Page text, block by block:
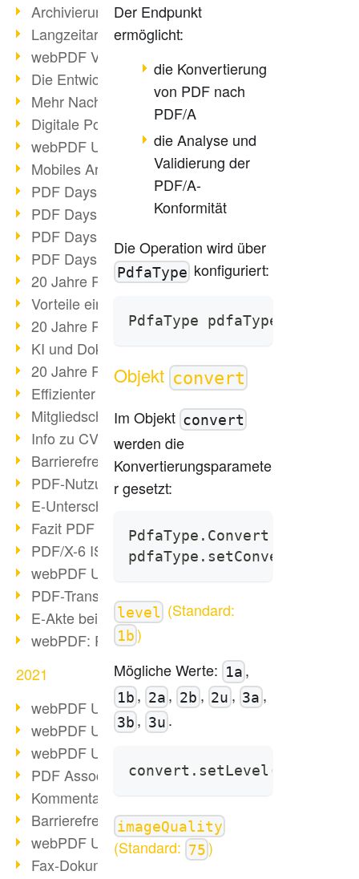
Archivierung: Aufbewahrungsfristen
Langzeitarchivierung mit PDF/A
webPDF Video - Behind the Scenes
Die Entwicklung von PDF/X
Mehr Nachhaltigkeit durch PDF
Digitale Post als PDF/A
webPDF Update 8.0.0.2531
Mobiles Arbeiten mit PDF
PDF Days 2022 Themenblock 3
PDF Days 2022 Themenblock 2
PDF Days 2022 Themenblock 1
PDF Days Europe 2022
20 Jahre PDF/X (Teil 3)
Vorteile einer PDF-Businesslösung
20 Jahre PDF/X (Teil 2)
KI und Dokumenten-Management
20 Jahre PDF/X (Teil 1)
Effizienter Dokumenten Workflow
Mitgliedschaft PDF Association
Info zu CVE-2022-22965
Barrierefreiheit mehr als Inklusion
PDF-Nutzung durch Pandemie
E-Unterschriften für Verwaltung
Fazit PDF Days 2021
PDF/X-6 ISO-Norm
webPDF Update 8.0.0.2393
PDF-Transparenz beim PDF-Format
E-Akte bei Behörden
webPDF: PDF-Anhänge verwalten
2021
webPDF Update 8.0.0.2376
webPDF Update 8.0.0.2374
webPDF Update 8.0.0.2372
PDF Association 2021 Entwicklungen
Kommentare im PDF einfügen
Barrierefreie PDF-Dokumente (3/3)
webPDF Update 8.0.0.2338
Fax-Dokumente in Workflow
Der Endpunkt
ermöglicht:
die Konvertierung
von PDF nach
PDF/A
die Analyse und
Validierung der
PDF/A-
Konformität
Die Operation wird über
PdfaType konfiguriert:
PdfaType pdfaType =
Objekt convert
Im Objekt convert
werden die
Konvertierungsparamete
r gesetzt:
PdfaType.Convert convert
level (Standard:
1b)
Mögliche Werte: 1a ,
1b , 2a , 2b , 2u , 3a ,
3b , 3u .
convert.setLevel("3b");
imageQuality
(Standard: 75)